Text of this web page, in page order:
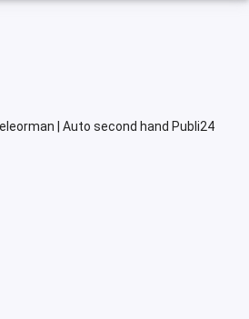
| Auto second hand Publi24